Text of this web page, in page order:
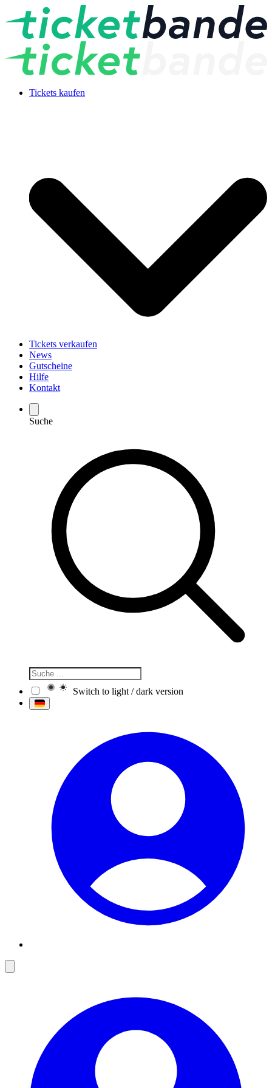
Tickets kaufen
Tickets verkaufen
News
Gutscheine
Hilfe
Kontakt
Suche
Switch to light / dark version